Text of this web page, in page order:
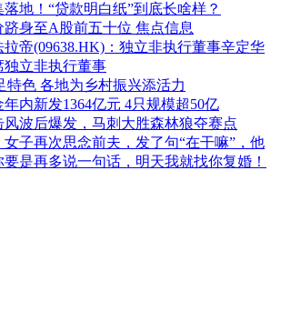
地！“贷款明白纸”到底长啥样？
身至A股前五十位 焦点信息
拉帝(09638.HK)：独立非执行董事辛定华
独立非执行董事
特色 各地为乡村振兴添活力
内新发1364亿元 4只规模超50亿
波后爆发，马刺大胜森林狼夺赛点
子再次思念前夫，发了句“在干嘛”，他
是再多说一句话，明天我就找你复婚！